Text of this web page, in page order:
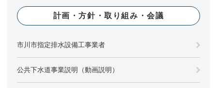
計画・方針・取り組み・会議
市川市指定排水設備工事業者
公共下水道事業説明（動画説明）